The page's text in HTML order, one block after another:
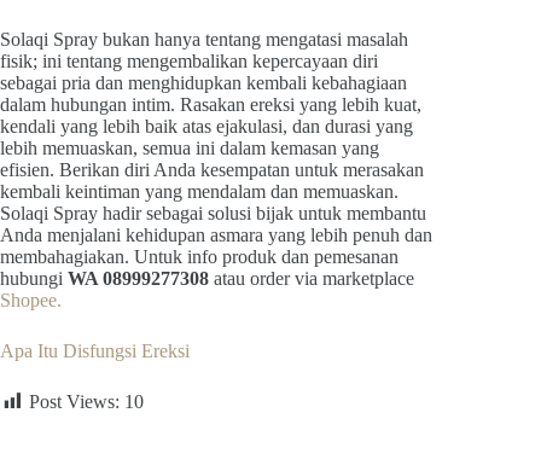
Solaqi Spray bukan hanya tentang mengatasi masalah
fisik; ini tentang mengembalikan kepercayaan diri
sebagai pria dan menghidupkan kembali kebahagiaan
dalam hubungan intim. Rasakan ereksi yang lebih kuat,
kendali yang lebih baik atas ejakulasi, dan durasi yang
lebih memuaskan, semua ini dalam kemasan yang
efisien. Berikan diri Anda kesempatan untuk merasakan
kembali keintiman yang mendalam dan memuaskan.
Solaqi Spray hadir sebagai solusi bijak untuk membantu
Anda menjalani kehidupan asmara yang lebih penuh dan
membahagiakan. Untuk info produk dan pemesanan
hubungi WA 08999277308 atau order via marketplace
Shopee.
Apa Itu Disfungsi Ereksi
Post Views: 10